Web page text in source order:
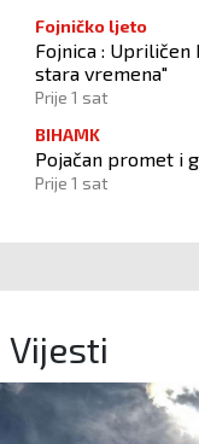
Fojničko ljeto
Fojnica :
stara vremena"
Prije 1 sat
BIHAMK
Pojačan promet i
Prije 1 sat
Vijesti